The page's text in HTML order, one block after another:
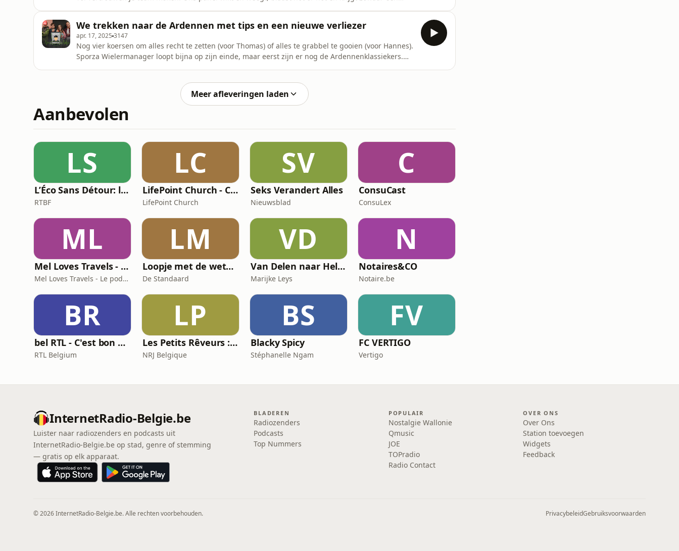
We trekken naar de Ardennen met tips en een nieuwe verliezer
apr. 17, 2025 3147
Nog vier koersen om alles recht te zetten (voor Thomas) of alles te grabbel te gooien (voor Hannes).
Sporza Wielermanager loopt bijna op zijn einde, maar eerst zijn er nog de Ardennenklassiekers.
Meer afleveringen laden
Aanbevolen
LS
L’Éco Sans Détour: l'actualité économique
RTBF
LC
LifePoint Church - Campus de Bruxelles
LifePoint Church
SV
Seks Verandert Alles
Nieuwsblad
C
ConsuCast
ConsuLex
ML
Mel Loves Travels - Le podcast belge du voyage
Mel Loves Travels - Le podcast belge du voyage
LM
Loopje met de wetenschap
De Standaard
VD
Van Delen naar Helen
Marijke Leys
N
Notaires&CO
Notaire.be
BR
bel RTL - C'est bon à savoir
RTL Belgium
LP
Les Petits Rêveurs : histoires et aventures pour enfants
NRJ Belgique
BS
Blacky Spicy
Stéphanelle Ngam
FV
FC VERTIGO
Vertigo
InternetRadio-Belgie.be
Luister naar radiozenders en podcasts uit
InternetRadio-Belgie.be op stad, genre of stemming
— gratis op elk apparaat.
BLADEREN
Radiozenders
Podcasts
Top Nummers
POPULAIR
Nostalgie Wallonie
Qmusic
JOE
TOPradio
Radio Contact
OVER ONS
Over Ons
Station toevoegen
Widgets
Feedback
© 2026 InternetRadio-Belgie.be. Alle rechten voorbehouden. PrivacybeleidGebruiksvoorwaarden